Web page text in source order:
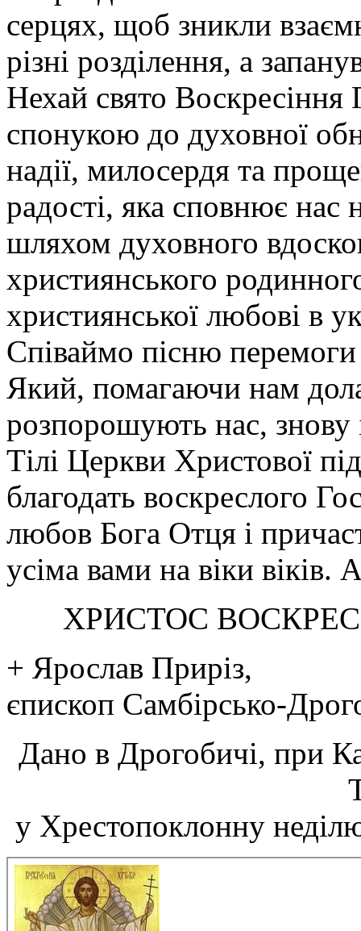
серцях, щоб зникли
різні розділення, а
Нехай свято Воскресіння
спонукою до духовної
надії, милосердя та
радості, яка сповнює
шляхом духовного
християнського
християнської любові в
Співаймо пісню перемоги
Який, помагаючи нам
розпорошують нас, знову
Тілі Церкви Христової
благодать воскреслого
любов Бога Отця і
усіма вами на віки віків.
ХРИСТОС
+ Ярослав Приріз,
єпископ Самбірсько-
Дано в Дрогобичі, при
у Хрестопоклонну